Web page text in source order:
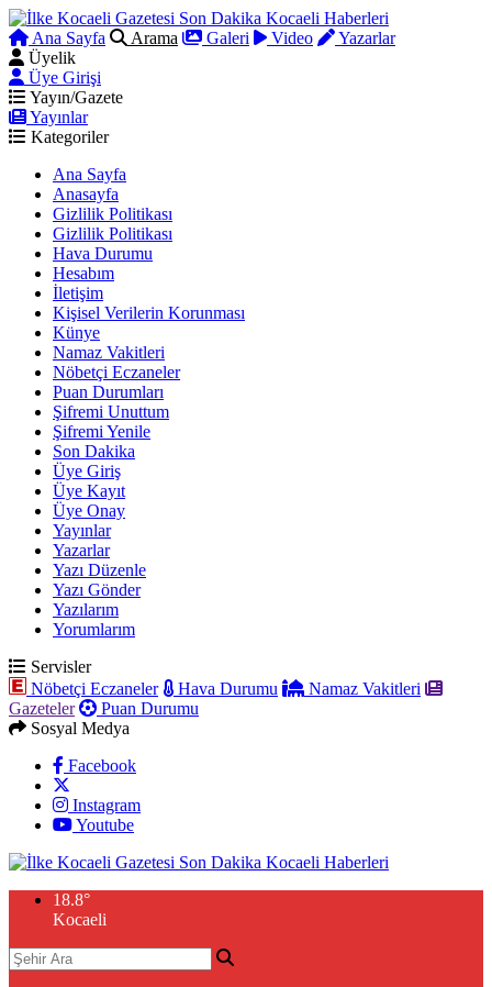
Ana Sayfa Arama Galeri Video
Yazarlar
Üyelik
Üye Girişi
Yayın/Gazete
Yayınlar
Kategoriler
Ana Sayfa
Anasayfa
Gizlilik Politikası
Gizlilik Politikası
Hava Durumu
Hesabım
İletişim
Kişisel Verilerin Korunması
Künye
Namaz Vakitleri
Nöbetçi Eczaneler
Puan Durumları
Şifremi Unuttum
Şifremi Yenile
Son Dakika
Üye Giriş
Üye Kayıt
Üye Onay
Yayınlar
Yazarlar
Yazı Düzenle
Yazı Gönder
Yazılarım
Yorumlarım
Servisler
Nöbetçi Eczaneler
Hava Durumu
Namaz Vakitleri
Gazeteler
Puan Durumu
Sosyal Medya
Facebook
Instagram
Youtube
18.8°
Kocaeli